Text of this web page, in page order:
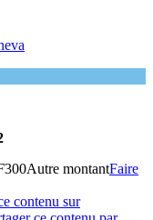
300Autre montantFaire
contenu sur